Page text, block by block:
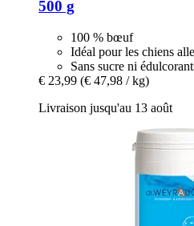
500 g
100 % bœuf
Idéal pour les chiens
Sans sucre ni
€ 23,99 (€ 47,98 / kg)
Livraison jusqu'au 13 août